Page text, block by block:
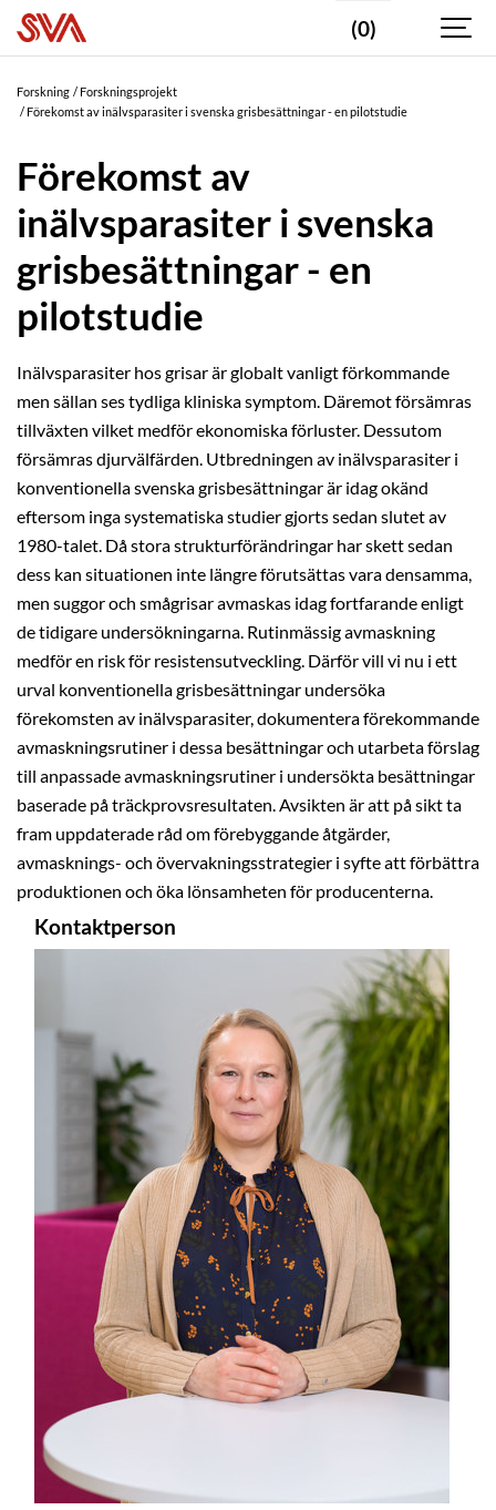
(0)
Forskning
Forskningsprojekt
Förekomst av inälvsparasiter i svenska grisbesättningar - en pilotstudie
Förekomst av
inälvsparasiter i svenska
grisbesättningar - en
pilotstudie
Inälvsparasiter hos grisar är globalt vanligt förkommande
men sällan ses tydliga kliniska symptom. Däremot försämras
tillväxten vilket medför ekonomiska förluster. Dessutom
försämras djurvälfärden. Utbredningen av inälvsparasiter i
konventionella svenska grisbesättningar är idag okänd
eftersom inga systematiska studier gjorts sedan slutet av
1980-talet. Då stora strukturförändringar har skett sedan
dess kan situationen inte längre förutsättas vara densamma,
men suggor och smågrisar avmaskas idag fortfarande enligt
de tidigare undersökningarna. Rutinmässig avmaskning
medför en risk för resistensutveckling. Därför vill vi nu i ett
urval konventionella grisbesättningar undersöka
förekomsten av inälvsparasiter, dokumentera förekommande
avmaskningsrutiner i dessa besättningar och utarbeta förslag
till anpassade avmaskningsrutiner i undersökta besättningar
baserade på träckprovsresultaten. Avsikten är att på sikt ta
fram uppdaterade råd om förebyggande åtgärder,
avmasknings- och övervakningsstrategier i syfte att förbättra
produktionen och öka lönsamheten för producenterna.
Kontaktperson